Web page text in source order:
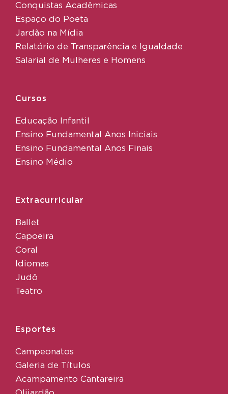
Conquistas Acadêmicas
Espaço do Poeta
Jardão na Mídia
Relatório de Transparência e Igualdade
Salarial de Mulheres e Homens
Cursos
Educação Infantil
Ensino Fundamental Anos Iniciais
Ensino Fundamental Anos Finais
Ensino Médio
Extracurricular
Ballet
Capoeira
Coral
Idiomas
Judô
Teatro
Esportes
Campeonatos
Galeria de Títulos
Acampamento Cantareira